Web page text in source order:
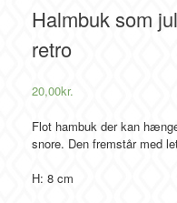
Halmbuk som
retro
20,00kr.
Flot hambuk der kan
snore. Den fremstår med
H: 8 cm